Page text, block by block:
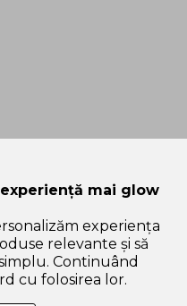
mai glow
experiența
relevante și să
Continuând
cu folosirea lor.